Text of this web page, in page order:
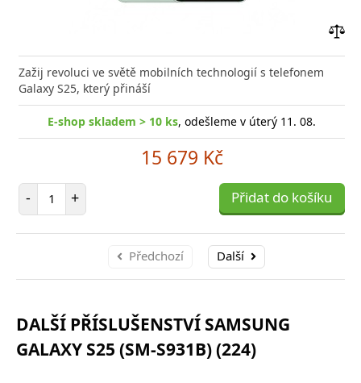
Zažij revoluci ve světě mobilních technologií s telefonem
Galaxy S25, který přináší
E-shop skladem > 10 ks, odešleme v úterý 11. 08.
15 679 Kč
- Počet položek
+ Přidat do košíku
Předchozí Další
DALŠÍ PŘÍSLUŠENSTVÍ SAMSUNG
GALAXY S25 (SM-S931B) (224)